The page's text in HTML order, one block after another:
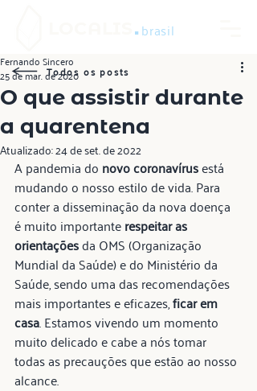
.brasil
O que assistir durante
a quarentena
Fernando Sincero
25 de mar. de 2020
Atualizado:24 de set. de 2022
A pandemia do novo coronavírus está
mudando o nosso estilo de vida. Para
conter a disseminação da nova doença
é muito importante respeitar as
orientações da OMS (Organização
Mundial da Saúde) e do Ministério da
Saúde, sendo uma das recomendações
mais importantes e eficazes, ficar em
casa. Estamos vivendo um momento
muito delicado e cabe a nós tomar
todas as precauções que estão ao nosso
alcance.
Todos os posts